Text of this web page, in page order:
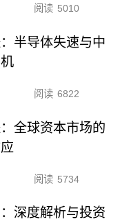
阅读 5010
半导体失速与中
阅读 6822
全球资本市场的
阅读 5734
深度解析与投资